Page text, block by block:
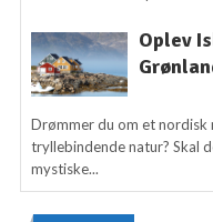
Oplev
Drømmer du om et nordisk
tryllebindende natur? Skal
mystiske...